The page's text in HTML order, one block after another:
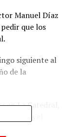
Manuel Díaz
que los
siguiente al
de la
en La Catedral,
que sea el